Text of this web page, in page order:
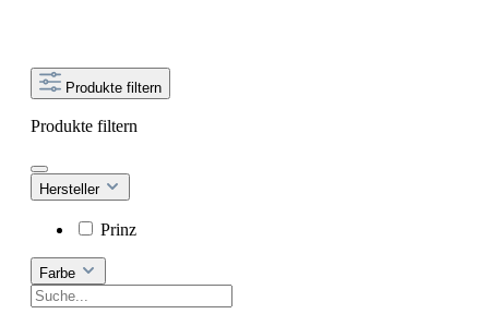
Produkte filtern
Produkte filtern
Hersteller
Prinz
Farbe